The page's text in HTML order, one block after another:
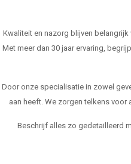
Kwaliteit en nazorg blijven
Met meer dan 30 jaar ervaring,
Door onze specialisatie in zowel
aan heeft. We zorgen telkens
Beschrijf alles zo gedetailleerd